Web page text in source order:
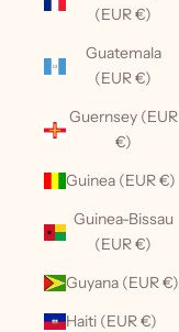
(EUR €)
Guatemala
(EUR €)
Guernsey (EUR
€)
Guinea (EUR €)
Guinea-Bissau
(EUR €)
Guyana (EUR €)
Haiti (EUR €)